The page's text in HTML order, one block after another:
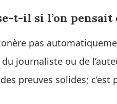
t-il si l’on
pas
journaliste ou de
preuves solides;